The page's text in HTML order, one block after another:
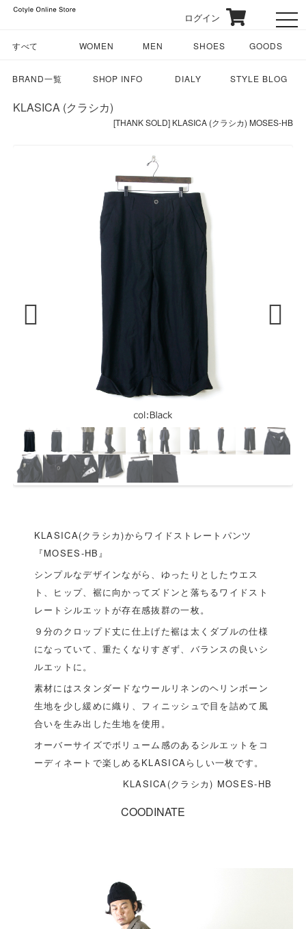
ログイン
すべて WOMEN MEN SHOES GOODS
BRAND一覧 SHOP INFO DIALY STYLE BLOG
KLASICA (クラシカ)
[THANK SOLD] KLASICA (クラシカ) MOSES-HB
KLASICA(クラシカ)からワイドストレートパンツ
『MOSES-HB』
シンプルなデザインながら、ゆったりとしたウエス
ト、ヒップ、裾に向かってズドンと落ちるワイドスト
レートシルエットが存在感抜群の一枚。
９分のクロップド丈に仕上げた裾は太くダブルの仕様
になっていて、重たくなりすぎず、バランスの良いシ
ルエットに。
素材にはスタンダードなウールリネンのヘリンボーン
生地を少し緩めに織り、フィニッシュで目を詰めて風
合いを生み出した生地を使用。
オーバーサイズでボリューム感のあるシルエットをコ
ーディネートで楽しめるKLASICAらしい一枚です。
KLASICA(クラシカ) MOSES-HB
COODINATE